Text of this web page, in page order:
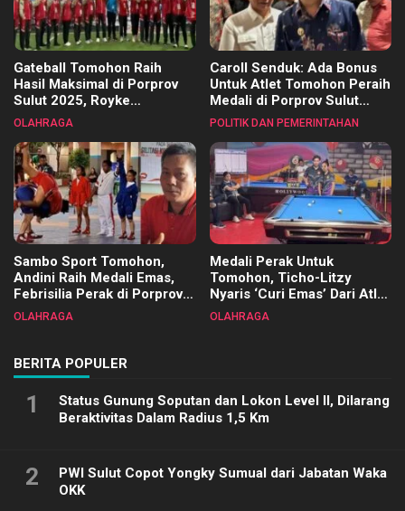
Gateball Tomohon Raih
Hasil Maksimal di Porprov
Sulut 2025, Royke
Tangkawarouw Ucapkan
OLAHRAGA
Caroll Senduk: Ada Bonus
Untuk Atlet Tomohon Peraih
Medali di Porprov Sulut
2025
POLITIK DAN PEMERINTAHAN
Sambo Sport Tomohon,
Andini Raih Medali Emas,
Febrisilia Perak di Porprov
Sulut 2025
OLAHRAGA
Medali Perak Untuk
Tomohon, Ticho-Litzy
Nyaris ‘Curi Emas’ Dari Atlet
Biliar PON di Porprov Sulut
OLAHRAGA
BERITA POPULER
1
Status Gunung Soputan dan Lokon Level II, Dilarang
Beraktivitas Dalam Radius 1,5 Km
2
PWI Sulut Copot Yongky Sumual dari Jabatan Waka
OKK